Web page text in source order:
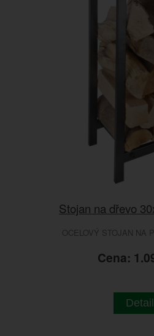
Stojan na dřevo
OCELOVÝ STOJAN NA
Cena:
Detail